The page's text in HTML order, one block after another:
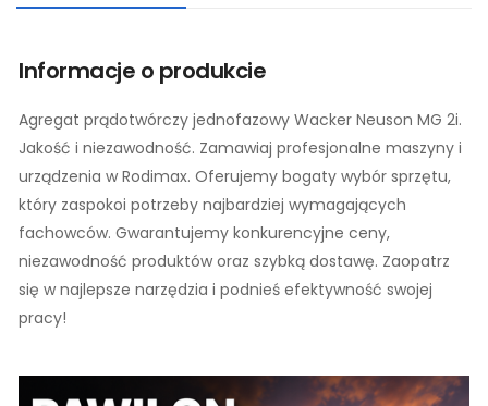
Informacje o produkcie
Agregat prądotwórczy jednofazowy Wacker Neuson MG 2i.
Jakość i niezawodność. Zamawiaj profesjonalne maszyny i
urządzenia w Rodimax. Oferujemy bogaty wybór sprzętu,
który zaspokoi potrzeby najbardziej wymagających
fachowców. Gwarantujemy konkurencyjne ceny,
niezawodność produktów oraz szybką dostawę. Zaopatrz
się w najlepsze narzędzia i podnieś efektywność swojej
pracy!